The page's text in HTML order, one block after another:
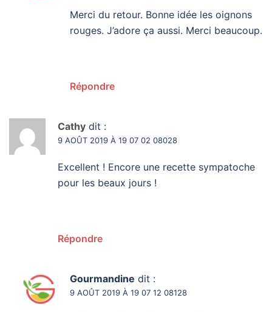
Merci du retour. Bonne idée les oignons
rouges. J’adore ça aussi. Merci beaucoup.
Répondre
Cathy dit :
9 AOÛT 2019 À 19 07 02 08028
Excellent ! Encore une recette sympatoche
pour les beaux jours !
Répondre
Gourmandine dit :
9 AOÛT 2019 À 19 07 12 08128